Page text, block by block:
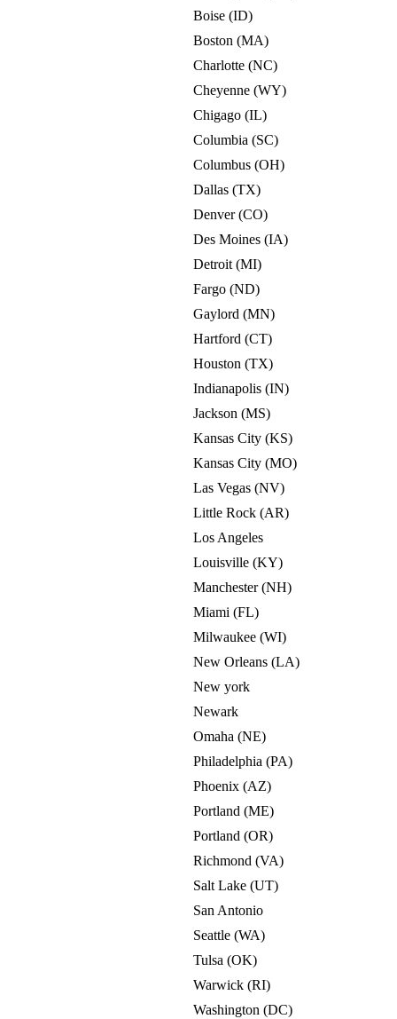
Boise (ID)
Boston (MA)
Charlotte (NC)
Cheyenne (WY)
Chigago (IL)
Columbia (SC)
Columbus (OH)
Dallas (TX)
Denver (CO)
Des Moines (IA)
Detroit (MI)
Fargo (ND)
Gaylord (MN)
Hartford (CT)
Houston (TX)
Indianapolis (IN)
Jackson (MS)
Kansas City (KS)
Kansas City (MO)
Las Vegas (NV)
Little Rock (AR)
Los Angeles
Louisville (KY)
Manchester (NH)
Miami (FL)
Milwaukee (WI)
New Orleans (LA)
New york
Newark
Omaha (NE)
Philadelphia (PA)
Phoenix (AZ)
Portland (ME)
Portland (OR)
Richmond (VA)
Salt Lake (UT)
San Antonio
Seattle (WA)
Tulsa (OK)
Warwick (RI)
Washington (DC)